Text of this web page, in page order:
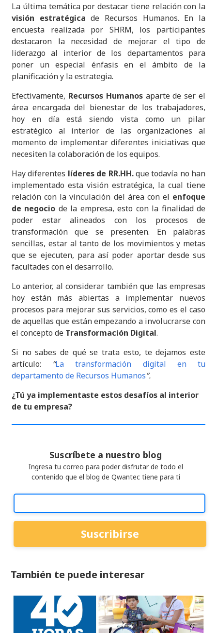
La última temática por destacar tiene relación con la
visión estratégica de Recursos Humanos. En la
encuesta realizada por SHRM, los participantes
destacaron la necesidad de mejorar el tipo de
liderazgo al interior de los departamentos para
poner un especial énfasis en el ámbito de la
planificación y la estrategia.
Efectivamente, Recursos Humanosaparte de ser el
área encargada del bienestar de los trabajadores,
hoy en día está siendo vista como un pilar
estratégico al interior de las organizaciones al
momento de implementar diferentes iniciativas que
necesiten la colaboración de los equipos.
Hay diferentes líderes de RR.HH.que todavía no han
implementado esta visión estratégica, la cual tiene
relación con la vinculación del área con el enfoque
de negocio de la empresa, esto con la finalidad de
poder estar alineados con los procesos de
transformación que se presenten. En palabras
sencillas, estar al tanto de los movimientos y metas
que se ejecuten, para así poder aportar desde sus
facultades con el desarrollo.
Lo anterior, al considerar también que las empresas
hoy están más abiertas a implementar nuevos
procesos para mejorar sus servicios, como es el caso
de aquellas que están empezando a involucrarse con
el concepto de Transformación Digital.
Si no sabes de qué se trata esto, te dejamos este
artículo: “La transformación digital en tu
departamento de Recursos Humanos”.
¿Tú ya implementaste estos desafíos al interior
de tu empresa?
Suscríbete a nuestro blog
Ingresa tu correo para poder disfrutar de todo el
contenido que el blog de Qwantec tiene para ti
También te puede interesar